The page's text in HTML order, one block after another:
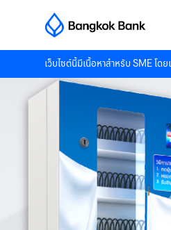
เว็บไซต์นี้มีเนื้อหาสำหรับ SME โด